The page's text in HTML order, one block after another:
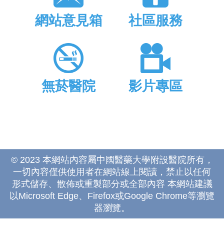
網站意見箱 社區服務
無菸醫院 影片專區
© 2023 本網站內容屬中國醫藥大學附設醫院所有，
一切內容僅供使用者在網站線上閱讀，禁止以任何
形式儲存、散佈或重製部分或全部內容 本網站建議
以Microsoft Edge、Firefox或Google Chrome等瀏覽
器瀏覽。